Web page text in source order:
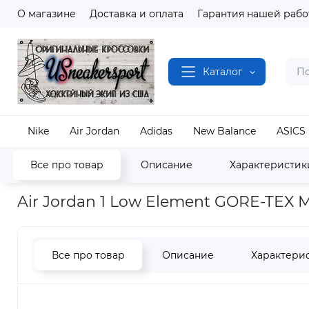
О магазине Доставка и оплата Гарантия нашей
Каталог
Nike Air Jordan Adidas New Balance ASICS
Все про товар Описание
Наш магазин Полный каталог кроссовок Air
Air Jordan 1 Low Element GORE-TEX
Все про товар Описание